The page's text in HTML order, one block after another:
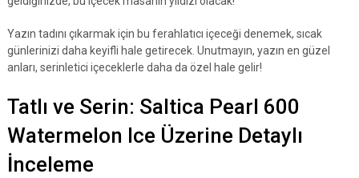
Yazın tadını çıkarmak için bu ferahlatıcı içeceği denemek, sıcak
günlerinizi daha keyifli hale getirecek. Unutmayın, yazın en güzel
anları, serinletici içeceklerle daha da özel hale gelir!
Tatlı ve Serin: Saltica Pearl 600
Watermelon Ice Üzerine Detaylı
İnceleme